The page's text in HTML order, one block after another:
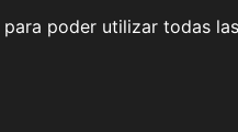
poder utilizar todas